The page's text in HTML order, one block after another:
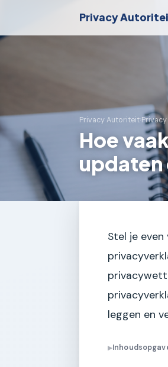
Privacy
Privacy Autoriteit›
Hoe
updaten
Stel je
leggen en
▶